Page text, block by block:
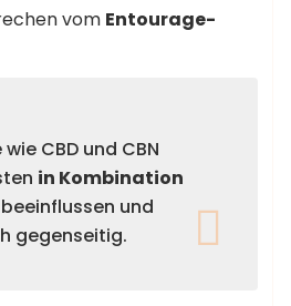
vom Entourage-
CBD und CBN
in Kombination
und
gegenseitig.